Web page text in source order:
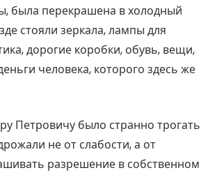
была перекрашена в холодный
стояли зеркала, лампы для
дорогие коробки, обувь, вещи,
человека, которого здесь же
Петровичу было странно трогать
не от слабости, а от
разрешение в собственном